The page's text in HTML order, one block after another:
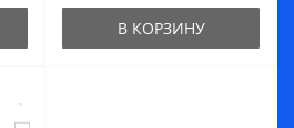
В КОРЗИНУ